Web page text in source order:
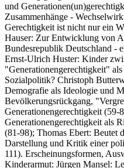
und
Zusammenhänge -
Gerechtigkeit ist nicht nur ein
Hauser: Zur Entwicklung von
Bundesrepublik Deutschland -
Ernst-Ulrich Huster: Kinder
"Generationengerechtigkeit"
Sozialpolitik? Christoph
Demografie als Ideologie und
Bevölkerungsrückgang,
Generationengerechtigkeit (59-
Generationengerechtigkeit als
(81-98); Thomas Ebert: Beutet
Darstellung und Kritik einer
111). Erscheinungsformen,
Kinderarmut: Jürgen Mansel: